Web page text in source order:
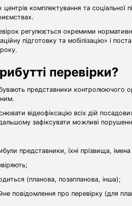
центрів комплектування та
регулюється окремими
підготовку та мобілізацію» і
перевірки?
представники контролюючого
відеофіксацію всіх дій
зафіксувати можливі
представники, їхні прізвища,
(планова, позапланова, інша);
повідомлення про перевірку (для